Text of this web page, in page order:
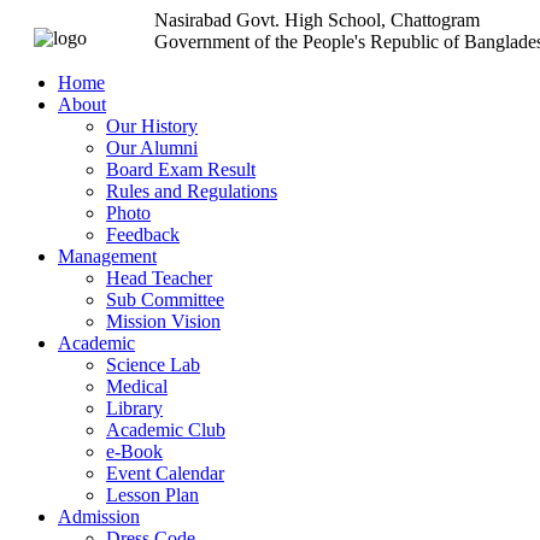
Nasirabad Govt. High School, Chattogram
Government of the People's Republic of
Home
About
Our History
Our Alumni
Board Exam Result
Rules and Regulations
Photo
Feedback
Management
Head Teacher
Sub Committee
Mission Vision
Academic
Science Lab
Medical
Library
Academic Club
e-Book
Event Calendar
Lesson Plan
Admission